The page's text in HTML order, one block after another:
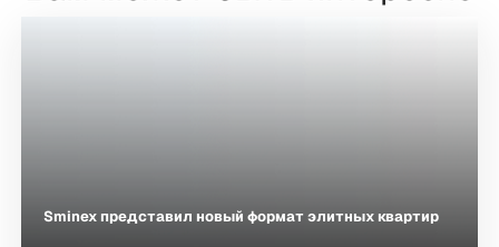
Sminex представил новый формат элитных квартир